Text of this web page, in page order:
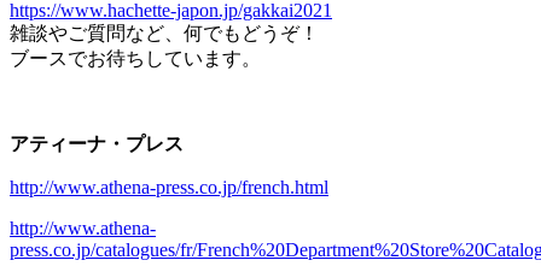
https://www.hachette-japon.jp/gakkai2021
雑談やご質問など、何でもどうぞ！
ブースでお待ちしています。
アティーナ・プレス
http://www.athena-press.co.jp/french.html
http://www.athena-
press.co.jp/catalogues/fr/